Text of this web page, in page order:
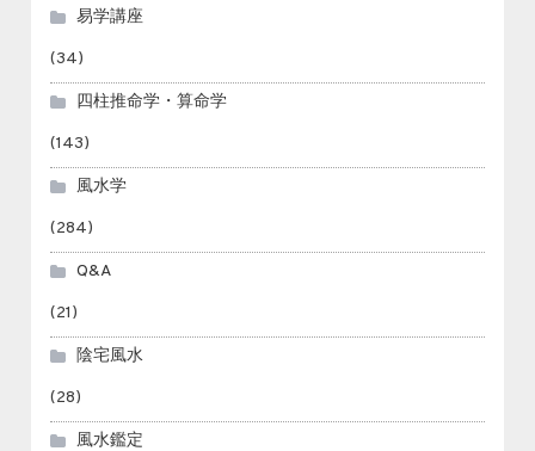
易学講座
(34)
四柱推命学・算命学
(143)
風水学
(284)
Q&A
(21)
陰宅風水
(28)
風水鑑定